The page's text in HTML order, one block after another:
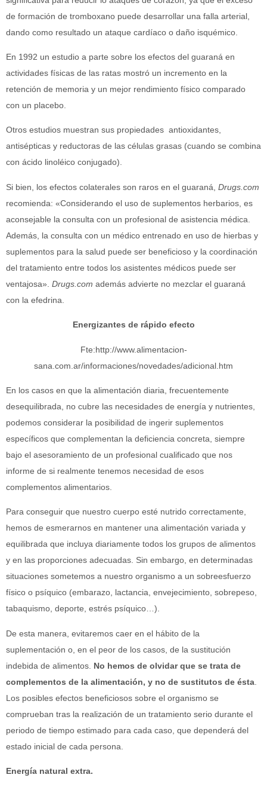
de formación de tromboxano puede desarrollar una falla arterial,
dando como resultado un ataque cardíaco o daño isquémico.
En 1992 un estudio a parte sobre los efectos del guaraná en
actividades físicas de las ratas mostró un incremento en la
retención de memoria y un mejor rendimiento físico comparado
con un placebo.
Otros estudios muestran sus propiedades antioxidantes,
antisépticas y reductoras de las células grasas (cuando se combina
con ácido linoléico conjugado).
Si bien, los efectos colaterales son raros en el guaraná, Drugs.com
recomienda: «Considerando el uso de suplementos herbarios, es
aconsejable la consulta con un profesional de asistencia médica.
Además, la consulta con un médico entrenado en uso de hierbas y
suplementos para la salud puede ser beneficioso y la coordinación
del tratamiento entre todos los asistentes médicos puede ser
ventajosa». Drugs.com además advierte no mezclar el guaraná
con la efedrina.
Energizantes de rápido efecto
Fte:http://www.alimentacion-
sana.com.ar/informaciones/novedades/adicional.htm
En los casos en que la alimentación diaria, frecuentemente
desequilibrada, no cubre las necesidades de energía y nutrientes,
podemos considerar la posibilidad de ingerir suplementos
específicos que complementan la deficiencia concreta, siempre
bajo el asesoramiento de un profesional cualificado que nos
informe de si realmente tenemos necesidad de esos
complementos alimentarios.
Para conseguir que nuestro cuerpo esté nutrido correctamente,
hemos de esmerarnos en mantener una alimentación variada y
equilibrada que incluya diariamente todos los grupos de alimentos
y en las proporciones adecuadas. Sin embargo, en determinadas
situaciones sometemos a nuestro organismo a un sobreesfuerzo
físico o psíquico (embarazo, lactancia, envejecimiento, sobrepeso,
tabaquismo, deporte, estrés psíquico…).
De esta manera, evitaremos caer en el hábito de la
suplementación o, en el peor de los casos, de la sustitución
indebida de alimentos. No hemos de olvidar que se trata de
complementos de la alimentación, y no de sustitutos de ésta
Los posibles efectos beneficiosos sobre el organismo se
comprueban tras la realización de un tratamiento serio durante el
periodo de tiempo estimado para cada caso, que dependerá del
estado inicial de cada persona.
Energía natural extra.